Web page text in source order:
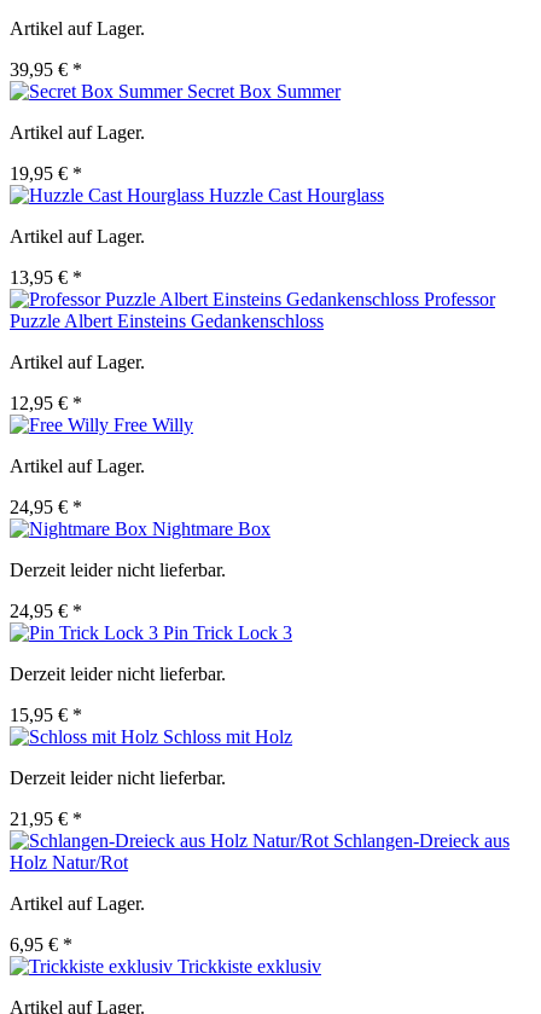
Artikel auf Lager.
39,95 € *
Secret Box Summer
Artikel auf Lager.
19,95 € *
Huzzle Cast Hourglass
Artikel auf Lager.
13,95 € *
Professor
Puzzle Albert Einsteins Gedankenschloss
Artikel auf Lager.
12,95 € *
Free Willy
Artikel auf Lager.
24,95 € *
Nightmare Box
Derzeit leider nicht lieferbar.
24,95 € *
Pin Trick Lock 3
Derzeit leider nicht lieferbar.
15,95 € *
Schloss mit Holz
Derzeit leider nicht lieferbar.
21,95 € *
Schlangen-Dreieck aus
Holz Natur/Rot
Artikel auf Lager.
6,95 € *
Trickkiste exklusiv
Artikel auf Lager.